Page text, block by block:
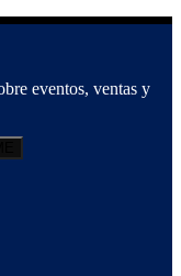
eventos, ventas y